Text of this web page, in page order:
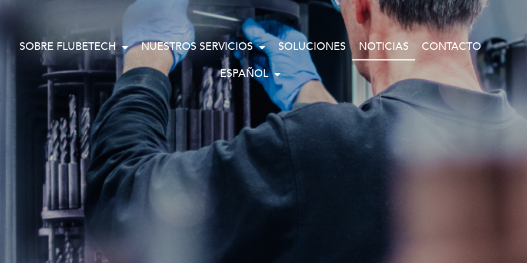
SOBRE FLUBETECH NUESTROS SERVICIOS SOLUCIONES NOTICIAS
CONTACTO
ESPAÑOL